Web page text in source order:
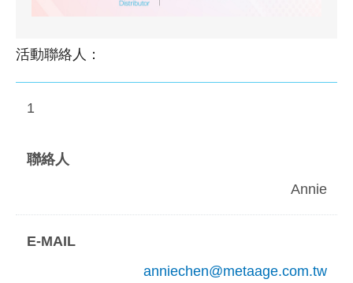
活動聯絡人：
1
Annie
anniechen@metaage.com.tw